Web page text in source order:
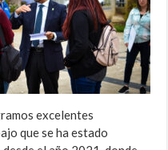
excelentes
que se ha estado